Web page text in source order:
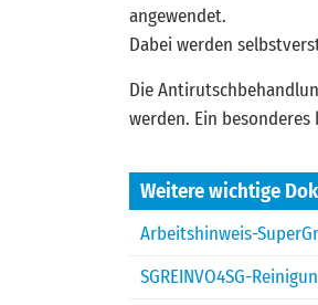
angewendet.
Dabei werden
Die
werden. Ein
Weitere wichtige
Arbeitshinweis-
SGREINVO4SG-